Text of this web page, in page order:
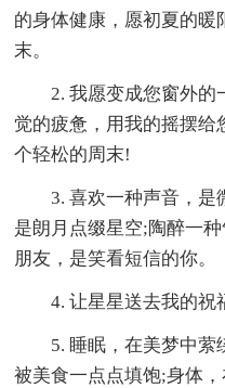
的身体健康，愿初夏的暖
末。
2. 我愿变成您窗外
觉的疲惫，用我的摇摆给
个轻松的周末!
3. 喜欢一种声音，是
是朗月点缀星空;陶醉一
朋友，是笑看短信的你。
4. 让星星送去我的祝
5. 睡眠，在美梦中萦
被美食一点点填饱;身体